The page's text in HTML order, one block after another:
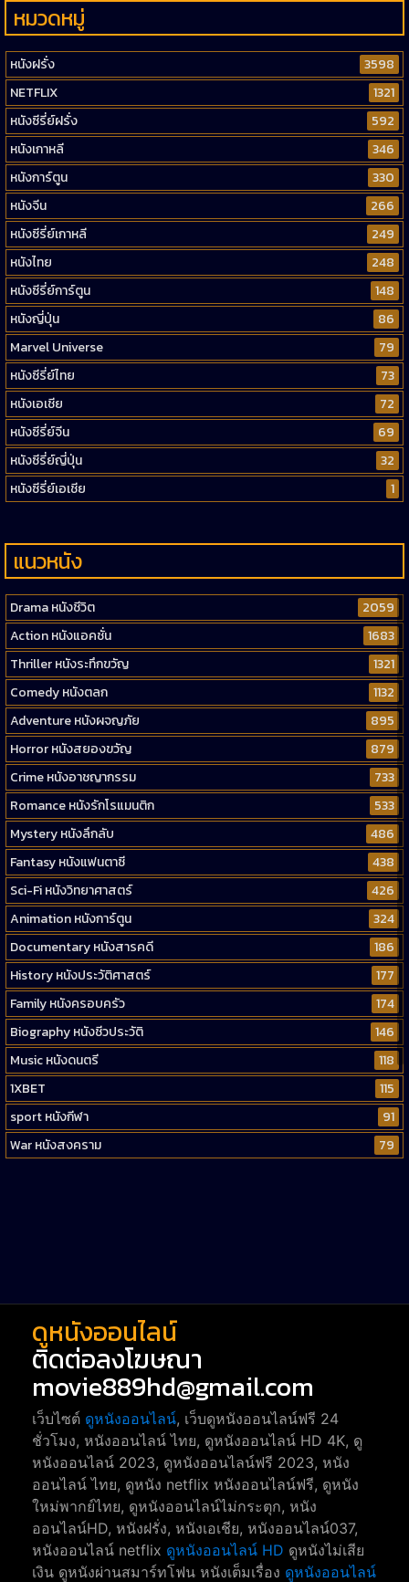
หมวดหมู่
หนังฝรั่ง
3598
NETFLIX
1321
หนังซีรี่ย์ฝรั่ง
592
หนังเกาหลี
346
หนังการ์ตูน
330
หนังจีน
266
หนังซีรี่ย์เกาหลี
249
หนังไทย
248
หนังซีรี่ย์การ์ตูน
148
หนังญี่ปุ่น
86
Marvel Universe
79
หนังซีรี่ย์ไทย
73
หนังเอเชีย
72
หนังซีรี่ย์จีน
69
หนังซีรี่ย์ญี่ปุ่น
32
หนังซีรี่ย์เอเชีย
1
แนวหนัง
Drama หนังชีวิต
2059
Action หนังแอคชั่น
1683
Thriller หนังระทึกขวัญ
1321
Comedy หนังตลก
1132
Adventure หนังผจญภัย
895
Horror หนังสยองขวัญ
879
Crime หนังอาชญากรรม
733
Romance หนังรักโรแมนติก
533
Mystery หนังลึกลับ
486
Fantasy หนังแฟนตาซี
438
Sci-Fi หนังวิทยาศาสตร์
426
Animation หนังการ์ตูน
324
Documentary หนังสารคดี
186
History หนังประวัติศาสตร์
177
Family หนังครอบครัว
174
Biography หนังชีวประวัติ
146
Music หนังดนตรี
118
1XBET
115
sport หนังกีฬา
91
War หนังสงคราม
79
ดูหนังออนไลน์
ติดต่อลงโฆษณา
movie889hd@gmail.com
เว็บไซต์ ดูหนังออนไลน์, เว็บดูหนังออนไลน์ฟรี 24
ชั่วโมง, หนังออนไลน์ ไทย, ดูหนังออนไลน์ HD 4K, ดู
หนังออนไลน์ 2023, ดูหนังออนไลน์ฟรี 2023, หนัง
ออนไลน์ ไทย, ดูหนัง netflix หนังออนไลน์ฟรี, ดูหนัง
ใหม่พากย์ไทย, ดูหนังออนไลน์ไม่กระตุก, หนัง
ออนไลน์HD, หนังฝรั่ง, หนังเอเชีย, หนังออนไลน์037,
หนังออนไลน์ netflix ดูหนังออนไลน์ HD ดูหนังไม่เสีย
เงิน ดูหนังผ่านสมาร์ทโฟน หนังเต็มเรื่อง ดูหนังออนไลน์